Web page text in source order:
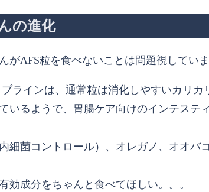
の進化
がAFS粒を食べないことは問題視していま
ブラインは、通常粒は消化しやすいカリ
いるようで、胃腸ケア向けのインテステ
細菌コントロール）、オレガノ、オオバ
効成分をちゃんと食べてほしい。。。